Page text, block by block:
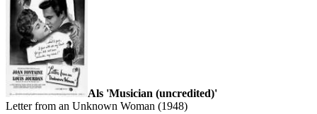
Als 'Musician (uncredited)'
Letter from an Unknown Woman (1948)